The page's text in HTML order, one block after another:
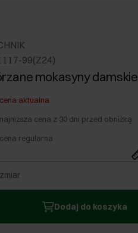
99(Z24)
mokasyny damskie
cena aktualna
najniższa cena z 30 dni przed obniżką
cena regularna
Dodaj do koszyka